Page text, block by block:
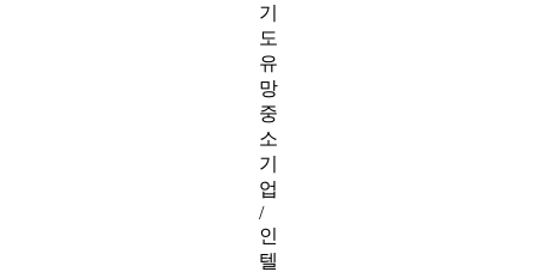
기
도
유
망
중
소
기
업
/
인
텔